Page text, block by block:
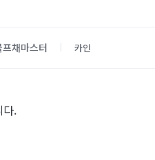
프채마스터 카인
다.